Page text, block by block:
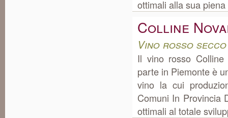
ottimali alla sua
Colline
Vino rosso secco
Il vino rosso
parte in Piemonte è
vino la cui
Comuni In Provincia
ottimali al totale